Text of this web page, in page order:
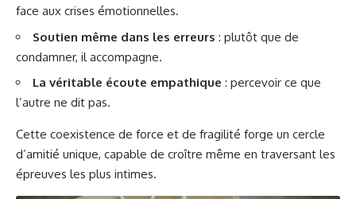
face aux crises émotionnelles.
Soutien même dans les erreurs : plutôt que de
condamner, il accompagne.
La véritable écoute empathique : percevoir ce que
l’autre ne dit pas.
Cette coexistence de force et de fragilité forge un cercle
d’amitié unique, capable de croître même en traversant les
épreuves les plus intimes.